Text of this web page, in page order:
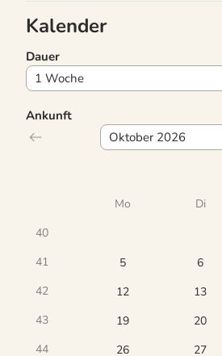
Kalender
Ankunft
Mo
Di
40
41
5 6
42
12 13
43
19 20
44
26 27
Dauer